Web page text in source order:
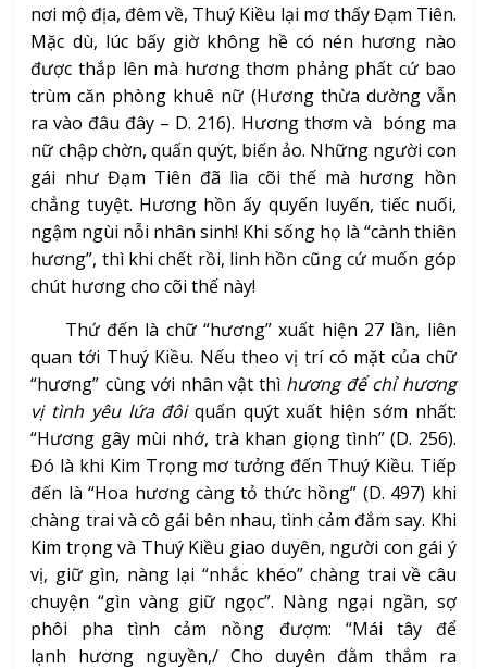
nơi mộ địa, đêm về, Thuý Kiều lại mơ thấy Đạm Tiên.
Mặc dù, lúc bấy giờ không hề có nén hương nào
được thắp lên mà hương thơm phảng phất cứ bao
trùm căn phòng khuê nữ (Hương thừa dường vẫn
ra vào đâu đây – D. 216). Hương thơm và bóng ma
nữ chập chờn, quấn quýt, biến ảo. Những người con
gái như Đạm Tiên đã lìa cõi thế mà hương hồn
chẳng tuyệt. Hương hồn ấy quyến luyến, tiếc nuối,
ngậm ngùi nỗi nhân sinh! Khi sống họ là “cành thiên
hương”, thì khi chết rồi, linh hồn cũng cứ muốn góp
chút hương cho cõi thế này!
Thứ đến là chữ “hương” xuất hiện 27 lần, liên
quan tới Thuý Kiều. Nếu theo vị trí có mặt của chữ
“hương” cùng với nhân vật thì hương để chỉ hương
vị tình yêu lứa đôiquấn quýt xuất hiện sớm nhất:
“Hương gây mùi nhớ, trà khan giọng tình” (D. 256).
Đó là khi Kim Trọng mơ tưởng đến Thuý Kiều. Tiếp
đến là “Hoa hương càng tỏ thức hồng” (D. 497) khi
chàng trai và cô gái bên nhau, tình cảm đắm say. Khi
Kim trọng và Thuý Kiều giao duyên, người con gái ý
vị, giữ gìn, nàng lại “nhắc khéo” chàng trai về câu
chuyện “gìn vàng giữ ngọc”. Nàng ngại ngần, sợ
phôi pha tình cảm nồng đượm: “Mái tây để
lạnh hương nguyền,/ Cho duyên đằm thắm ra